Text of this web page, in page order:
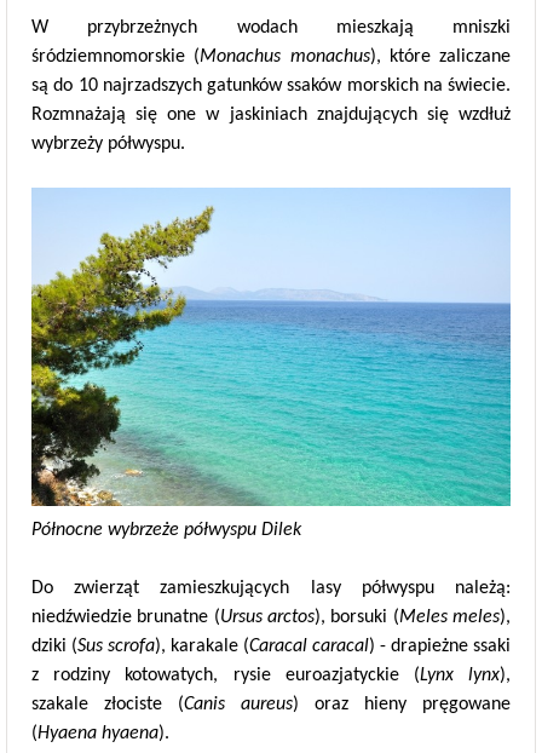
W przybrzeżnych wodach mieszkają mniszki
śródziemnomorskie (Monachus monachus), które zaliczane
są do 10 najrzadszych gatunków ssaków morskich na świecie.
Rozmnażają się one w jaskiniach znajdujących się wzdłuż
wybrzeży półwyspu.
Północne wybrzeże półwyspu Dilek
Do zwierząt zamieszkujących lasy półwyspu należą:
niedźwiedzie brunatne (Ursus arctos), borsuki (Meles meles),
dziki (Sus scrofa), karakale (Caracal caracal) - drapieżne ssaki
z rodziny kotowatych, rysie euroazjatyckie (Lynx lynx),
szakale złociste (Canis aureus) oraz hieny pręgowane
(Hyaena hyaena).